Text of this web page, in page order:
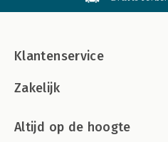
Klantenservice
Zakelijk
Altijd op de hoogte